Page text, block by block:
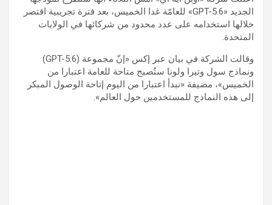
الجديد «GPT-5.6» للعامّة غدا الخميس، بعد فترة تجريبية اقتصر
خلالها استخدامه على عدد محدود من شركائها في الولايات
المتحدة.
وقالت الشركة في بيان عبر إكس «إنّ مجموعة (GPT-5.6)
ونماذج سول وتيرا ولونا ستُصبح متاحة للعامة اعتبارا من
الخميس»، مضيفة «نبدأ اعتبارا من اليوم إتاحة الوصول المبكر
إلى هذه النماذج للمستخدمين حول العالم».